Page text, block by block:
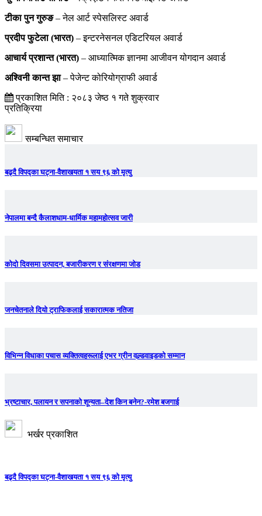
टीका पुन गुरुङ– नेल आर्ट स्पेसलिस्ट अवार्ड
प्रदीप फुटेला (भारत) – इन्टरनेसनल एडिटरियल अवार्ड
आचार्य प्रशान्त (भारत) – आध्यात्मिक ज्ञानमा आजीवन योगदान अवार्ड
अश्विनी कान्त झा– पेजेन्ट कोरियोग्राफी अवार्ड
प्रकाशित मिति : २०८३ जेष्ठ १ गते शुक्रवार
प्रतिक्रिया
सम्बन्धित समाचार
बढ्दै विपद्का घट्ना-वैशाखयता १ सय ९६ को मृत्यु
नेपालमा बन्दै कैलाशधाम-धार्मिक महामहोत्सव जारी
कोदो दिवसमा उत्पादन, बजारीकरण र संरक्षणमा जोड
जनचेतनाले दियो ट्राफिकलाई सकारात्मक नतिजा
विभिन्न विधाका पचास व्यक्तित्वहरूलाई एभर ग्रीन वल्र्डवाइडको सम्मान
भ्रष्टाचार, पलायन र सपनाको शून्यता–देश किन बनेन?-रमेश बजगाई
भर्खर प्रकाशित
बढ्दै विपद्का घट्ना-वैशाखयता १ सय ९६ को मृत्यु